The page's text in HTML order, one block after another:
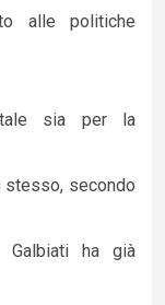
alle politiche
sia per la
secondo
Galbiati ha già